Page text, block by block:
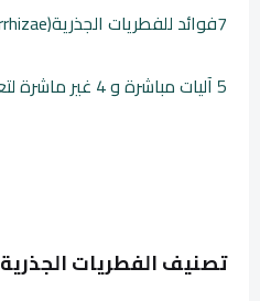
7فوائد للفطريات الجذرية(Mycorrhizae)
5 آليات مباشرة و 4 غير ماشرة لتعزيز نمو النبات
تصنيف الفطريات الجذرية